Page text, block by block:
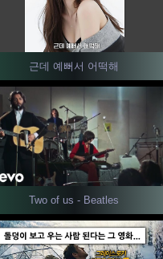
근데 예뻐서 어떡해
Two of us - Beatles